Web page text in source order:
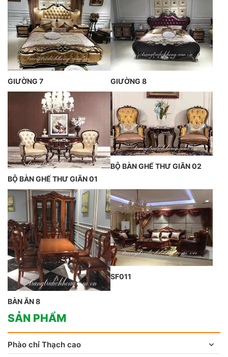
GIƯỜNG 7 GIƯỜNG 8
BỘ BÀN GHẾ THƯ GIÃN 01
BỘ BÀN GHẾ THƯ GIÃN 02
BÀN ĂN 8
SF011
SẢN PHẨM
Phào chỉ Thạch cao